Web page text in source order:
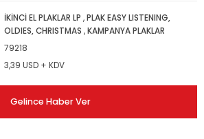
İKİNCİ EL PLAKLAR LP ,PLAK EASY LISTENING,
OLDIES, CHRISTMAS ,KAMPANYA PLAKLAR
79218
3,39 USD + KDV
Gelince Haber Ver